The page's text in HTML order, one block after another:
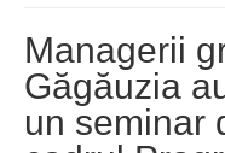
Managerii
Găgăuzia
un seminar